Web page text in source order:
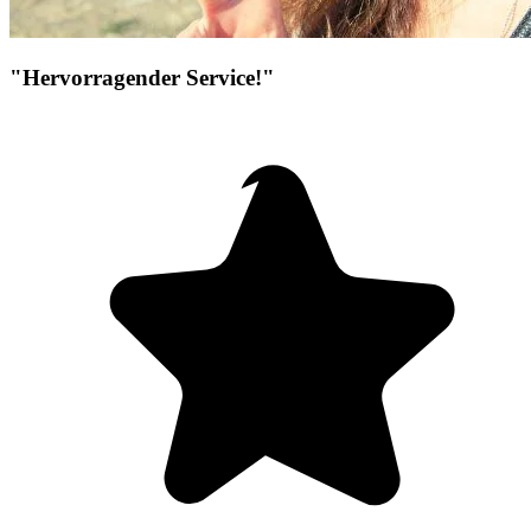
"Hervorragender Service!"